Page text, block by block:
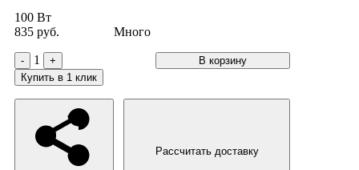
100 Вт
835 руб.
Много
- 1 +
В корзину
Купить в 1 клик
Рассчитать доставку